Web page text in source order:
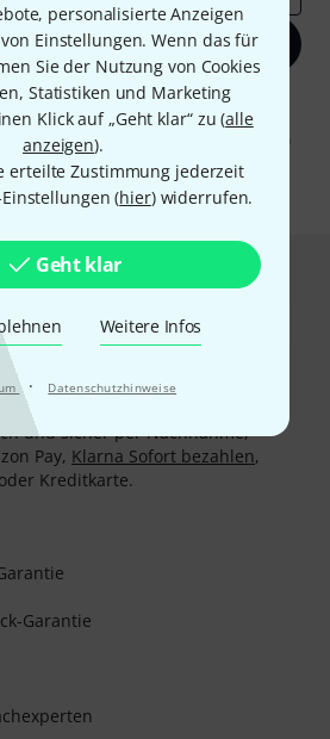
personalisierte Anzeigen
Einstellungen. Wenn das für
Sie der Nutzung von Cookies
Statistiken und Marketing
Klick auf „Geht klar“ zu (alle
anzeigen).
erteilte Zustimmung jederzeit
(hier) widerrufen.
Geht klar
Weitere Infos
· Datenschutzhinweise
Jetzt anmelden
stimmen Sie dem Erhalt von E-Mail-
des E-Mail-Nutzungsverhaltens zu. Die
Weitere Informationen finden Sie in
Datenschutzhinweisen
* Pflichtfeld
bezahlen
und sicher per Nachnahme,
Pay, Klarna Sofort bezahlen,
oder Kreditkarte.
Garantie